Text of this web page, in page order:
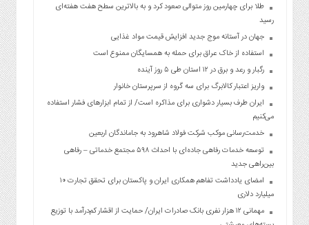
طلا برای چهارمین روز متوالی صعود کرد و به بالاترین سطح هفت هفته‌ای
رسید
جهان در آستانه موج جدید افزایش قیمت مواد غذایی
استفاده از خاک عراق برای حمله به همسایگان ممنوع است
رگبار و رعد و برق در ۱۲ استان طی ۵ روز آینده
واریز اعتبار کالابرگ برای سه گروه از سرپرستان خانوار
ایران طرف بسیار دشواری برای مذاکره است/ از تمام ابزارهای فشار استفاده
می‌کنیم
خدمت‌رسانی موکب شرکت فولاد شاهرود به جاماندگان اربعین
توسعه خدمات رفاهی جاده‌ای با احداث ۵۹۸ مجتمع خدماتی – رفاهی
بین‌راهی جدید
امضای یادداشت تفاهم همکاری ایران و پاکستان برای تحقق تجارت ۱۰
میلیارد دلاری
مهمانی ۱۲ هزار نفری بانک صادرات ایران/ حمایت از اقشار کم‌درآمد با توزیع